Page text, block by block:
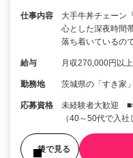
仕事内容
大手牛丼チェーン
心とした深夜時間
落ち着いているの
給与 月収270,000円以上
勤務地 茨城県の「すき家
応募資格
未経験者大歓迎 ■
（40～50代で入
後で見る